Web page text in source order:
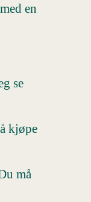
en
se
kjøpe
må